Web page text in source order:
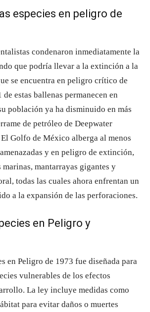
especies en peligro de
condenaron inmediatamente la
que podría llevar a la extinción a la
se encuentra en peligro crítico de
estas ballenas permanecen en
población ya ha disminuido en más
de petróleo de Deepwater
Golfo de México alberga al menos
y en peligro de extinción,
mantarrayas gigantes y
todas las cuales ahora enfrentan un
a la expansión de las perforaciones.
en Peligro y
en Peligro de 1973 fue diseñada para
vulnerables de los efectos
La ley incluye medidas como
para evitar daños o muertes